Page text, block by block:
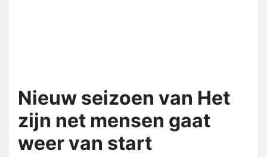
Nieuw seizoen van Het
zijn net mensen gaat
weer van start